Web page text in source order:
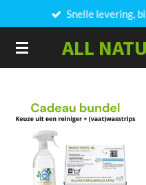
direct
naar
ALL
Snelle levering,